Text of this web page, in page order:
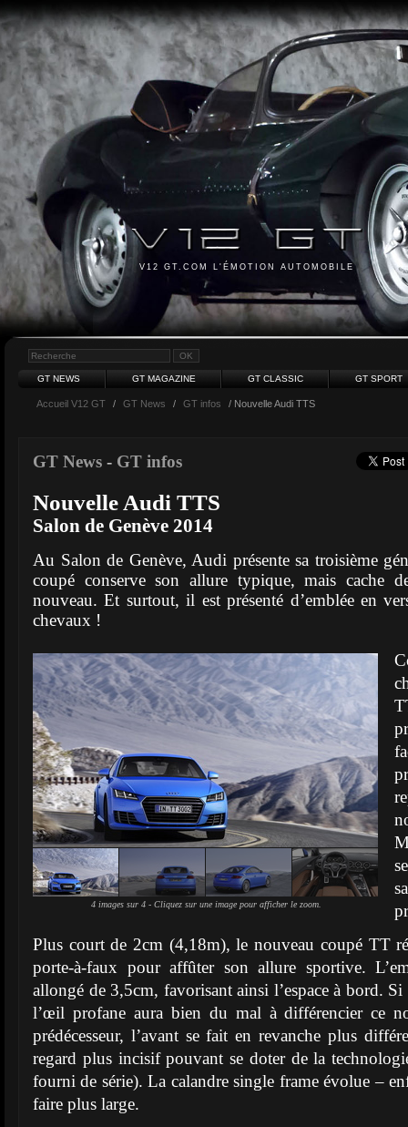
V12 GT.COM L'ÉMOTION AUTOMOBILE
GT NEWS GT MAGAZINE GT CLASSIC GT SPORT
Accueil V12 GT / GT News / GT infos / Nouvelle Audi TTS
GT News - GT infos
Nouvelle Audi TTS
Salon de Genève 2014
Au Salon de Genève, Audi présente sa troisième
coupé conserve son allure typique, mais cache
nouveau. Et surtout, il est présenté d’emblée en
chevaux !
4 images sur 4 - Cliquez sur une image pour afficher le zoom.
Plus court de 2cm (4,18m), le nouveau coupé TT
porte-à-faux pour affûter son allure sportive.
allongé de 3,5cm, favorisant ainsi l’espace à bord.
l’œil profane aura bien du mal à différencier ce
prédécesseur, l’avant se fait en revanche plus
regard plus incisif pouvant se doter de la
fourni de série). La calandre single frame évolue –
faire plus large.